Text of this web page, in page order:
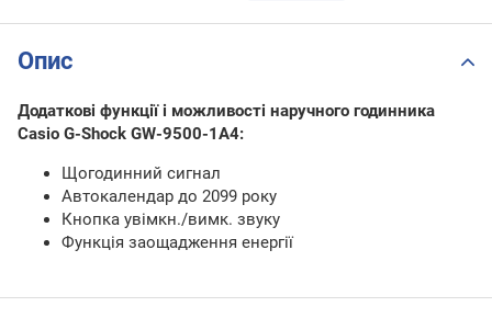
Опис
Додаткові функції і можливості наручного годинника
Casio G-Shock GW-9500-1A4:
Щогодинний сигнал
Автокалендар до 2099 року
Кнопка увімкн./вимк. звуку
Функція заощадження енергії